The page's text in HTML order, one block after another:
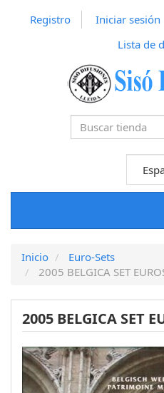
Registro Iniciar sesión
Lista de
Inicio
Euro-Sets
2005 BELGICA SET
2005 BELGICA SET